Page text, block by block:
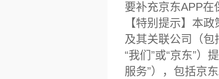
要补充京东APP
【特别提示】本
及其关联公司（
“我们”或“京东”）
服务”），包括京